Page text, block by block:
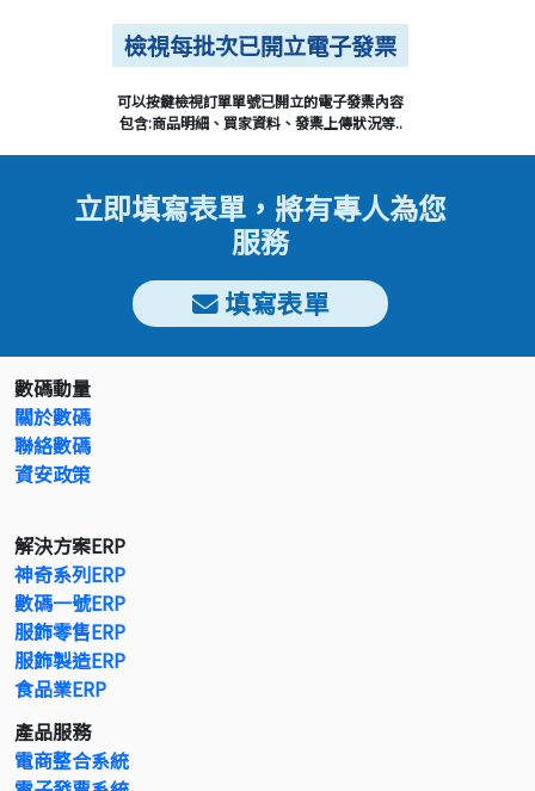
檢視每批次已開立電子發票
可以按鍵檢視訂單單號已開立的電子發票內容
包含:商品明細、買家資料、發票上傳狀況等..
立即填寫表單，將有專人為您
服務
填寫表單
數碼動量
關於數碼
聯絡數碼
資安政策
解決方案ERP
神奇系列ERP
數碼一號ERP
服飾零售ERP
服飾製造ERP
食品業ERP
產品服務
電商整合系統